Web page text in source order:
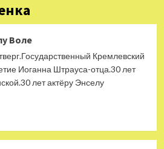
Воле
Кремлевский
Иоганна Штрауса-отца.30 лет
лет актёру Энселу